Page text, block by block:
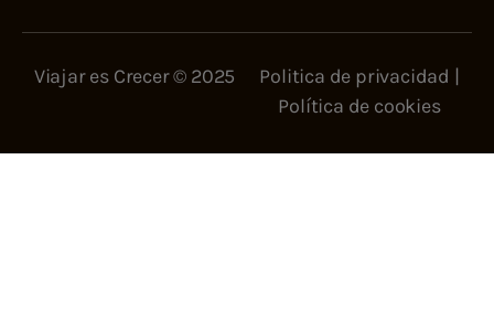
Viajar es Crecer © 2025 Politica de privacidad |
Política de cookies